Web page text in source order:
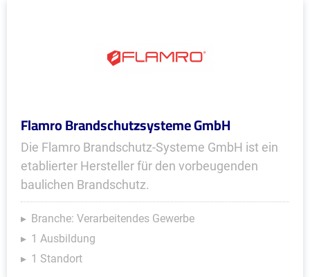
Flamro Brandschutzsysteme GmbH
Die Flamro Brandschutz-Systeme GmbH ist ein
etablierter Hersteller für den vorbeugenden
baulichen Brandschutz.
Branche: Verarbeitendes Gewerbe
1 Ausbildung
1 Standort